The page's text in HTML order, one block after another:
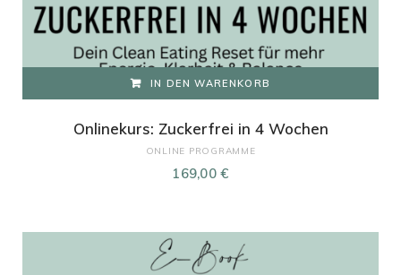
IN DEN WARENKORB
Onlinekurs: Zuckerfrei in 4 Wochen
ONLINE PROGRAMME
169,00€